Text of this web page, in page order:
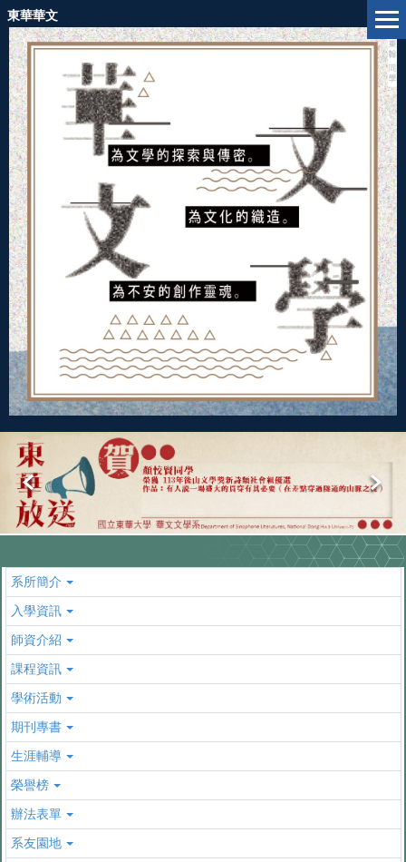
跳
到
主
要
內
容
區
東華華文
系所簡介
入學資訊
師資介紹
課程資訊
學術活動
期刊專書
生涯輔導
榮譽榜
辦法表單
系友園地